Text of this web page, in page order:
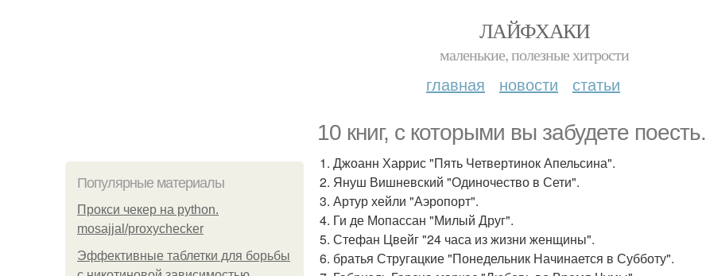
ЛАЙФХАКИ
маленькие, полезные хитрости
главная новости статьи
10 книг, с которыми вы забудете поесть.
Популярные материалы
Прокси чекер на python.
mosajjal/proxychecker
Эффективные таблетки для борьбы
1. Джоанн Харрис "Пять Четвертинок Апельсина".
2. Януш Вишневский "Одиночество в Сети".
3. Артур хейли "Аэропорт".
4. Ги де Мопассан "Милый Друг".
5. Стефан Цвейг "24 часа из жизни женщины".
6. братья Стругацкие "Понедельник Начинается в Субботу".